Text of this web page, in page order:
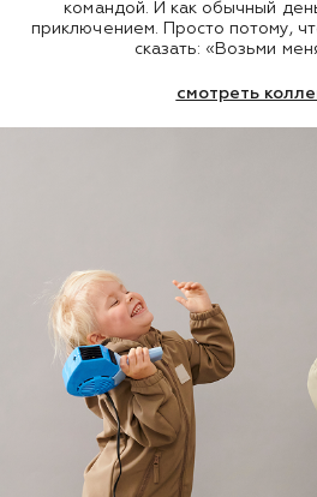
командой. И как обычный
приключением. Просто потому,
сказать: «Возьми
смотреть